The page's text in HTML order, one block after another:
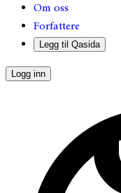
Om oss
Forfattere
Legg til Qasida
Logg inn